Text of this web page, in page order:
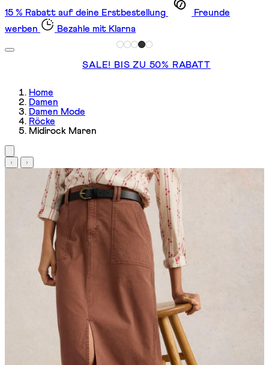
15 % Rabatt auf deine Erstbestellung
Freunde
werben
Bezahle mit Klarna
SALE! BIS ZU 50% RABATT
Home
Damen
Damen Mode
Röcke
Midirock Maren